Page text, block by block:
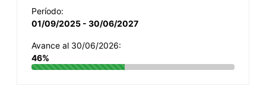
Período:
01/09/2025 - 30/06/2027
Avance al 30/06/2026:
46%